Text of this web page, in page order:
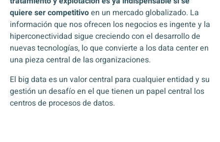
quiere ser competitivoen un mercado globalizado. La
información que nos ofrecen los negocios es ingente y la
hiperconectividad sigue creciendo con el desarrollo de
nuevas tecnologías, lo que convierte a los data center en
una pieza central de las organizaciones.
El big data es un valor central para cualquier entidad y su
gestión un desafío en el que tienen un papel central los
centros de procesos de datos.